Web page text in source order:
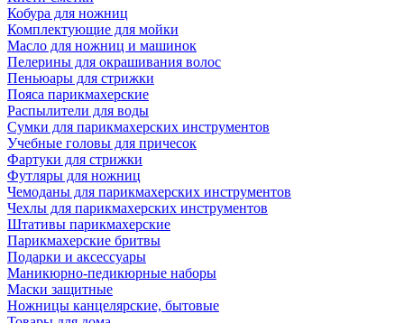
Кобура для ножниц
Комплектующие для мойки
Масло для ножниц и машинок
Пелерины для окрашивания волос
Пеньюары для стрижки
Пояса парикмахерские
Распылители для воды
Сумки для парикмахерских инструментов
Учебные головы для причесок
Фартуки для стрижки
Футляры для ножниц
Чемоданы для парикмахерских инструментов
Чехлы для парикмахерских инструментов
Штативы парикмахерские
Парикмахерские бритвы
Подарки и аксессуары
Маникюрно-педикюрные наборы
Маски защитные
Ножницы канцелярские, бытовые